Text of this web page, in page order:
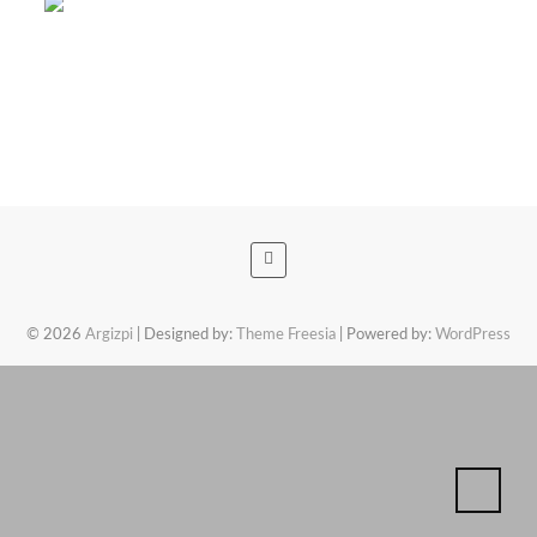
© 2026 Argizpi | Designed by: Theme Freesia | Powered by: WordPress